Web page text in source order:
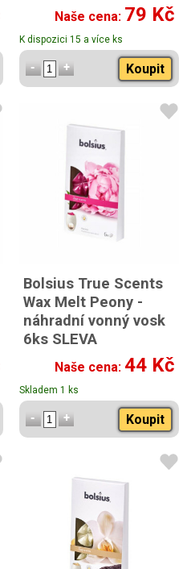
Naše cena: 79 Kč
K dispozici 15 a více ks
Koupit
Bolsius True Scents
Wax Melt Peony -
náhradní vonný vosk
6ks SLEVA
Sleva -30%
Naše cena: 44 Kč
Skladem 1 ks
Koupit